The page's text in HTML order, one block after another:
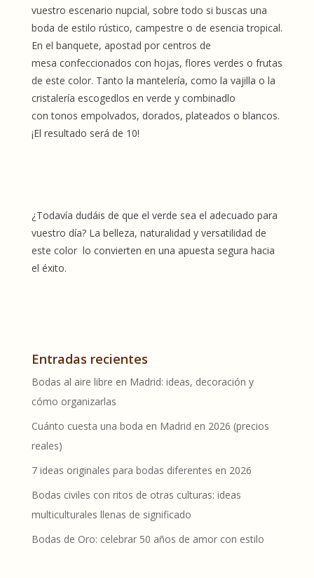
vuestro escenario nupcial, sobre todo si buscas una
boda de estilo rústico, campestre o de esencia tropical.
En el banquete, apostad por centros de
mesa confeccionados con hojas, flores verdes o frutas
de este color. Tanto la mantelería, como la vajilla o la
cristalería escogedlos en verde y combinadlo
con tonos empolvados, dorados, plateados o blancos.
¡El resultado será de 10!
¿Todavía dudáis de que el verde sea el adecuado para
vuestro día? La belleza, naturalidad y versatilidad de
este color lo convierten en una apuesta segura hacia
el éxito.
Entradas recientes
Bodas al aire libre en Madrid: ideas, decoración y
cómo organizarlas
Cuánto cuesta una boda en Madrid en 2026 (precios
reales)
7 ideas originales para bodas diferentes en 2026
Bodas civiles con ritos de otras culturas: ideas
multiculturales llenas de significado
Bodas de Oro: celebrar 50 años de amor con estilo